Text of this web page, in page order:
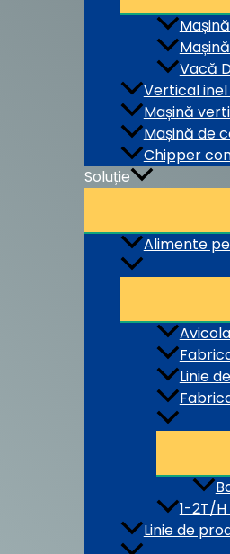
Vacă
Vertical
Mașină
Mașină de
Chipper
Soluție
Alimente
Linie
1-2T/
Linie de